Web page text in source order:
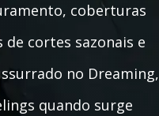
coberturas
cortes sazonais e
no Dreaming,
quando surge